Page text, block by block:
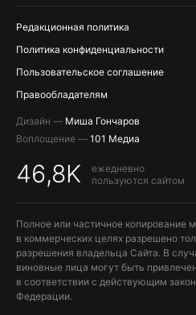
Редакционная политика
Политика конфиденциальности
Пользовательское соглашение
Правообладателям
Дизайн — Миша Гончаров
Воплощение — 101 Медиа
46,8K
ежедневно
пользуются сайтом
Полное или частичное копирование
в коммерческих целях разрешено
разрешения владельца Сайта. В
виновные лица могут быть
в соответствии с действующим
Федерации.